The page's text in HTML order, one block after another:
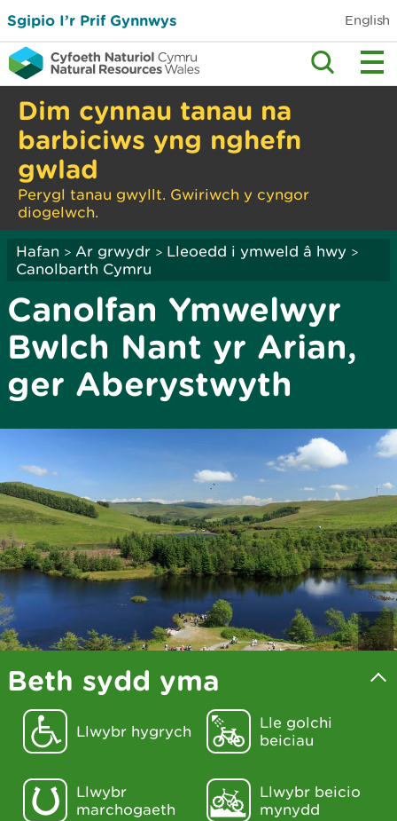
Sgipio I’r Prif Gynnwys English
Dim cynnau tanau na
barbiciws yng nghefn
gwlad
Perygl tanau gwyllt. Gwiriwch y cyngor
diogelwch.
Hafan > Ar grwydr > Lleoedd i ymweld â hwy >
Canolbarth Cymru
Canolfan Ymwelwyr
Bwlch Nant yr Arian,
ger Aberystwyth
Beth sydd yma
Llwybr hygrych
Lle golchi
beiciau
Llwybr
marchogaeth
Llwybr beicio
mynydd